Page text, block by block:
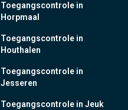
Toegangscontrole in
Horpmaal
Toegangscontrole in
Houthalen
Toegangscontrole in
Jesseren
Toegangscontrole in Jeuk